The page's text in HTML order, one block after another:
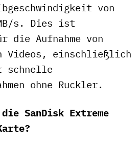
von
s. Dies ist
die Aufnahme von
Videos, einschließlich
schnelle
ohne Ruckler.
SanDisk Extreme